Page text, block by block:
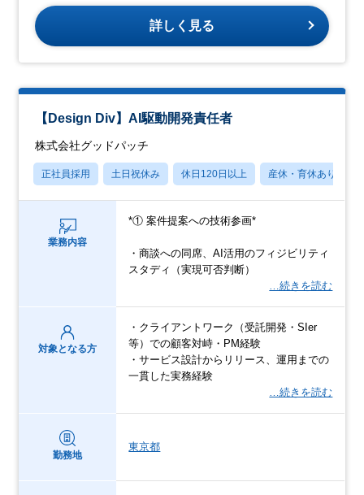
詳しく見る
【Design Div】AI駆動開発責任者
株式会社グッドパッチ
正社員採用 土日祝休み 休日120日以上 産休・育休あり
業務内容
*① 案件提案への技術参画*
・商談への同席、AI活用のフィジビリティ
スタディ（実現可否判断）
…続きを読む
対象となる方
・クライアントワーク（受託開発・SIer
等）での顧客対峙・PM経験
・サービス設計からリリース、運用までの
一貫した実務経験
…続きを読む
勤務地
東京都